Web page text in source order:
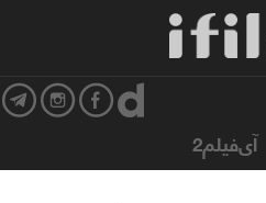
آی‌فیلم2